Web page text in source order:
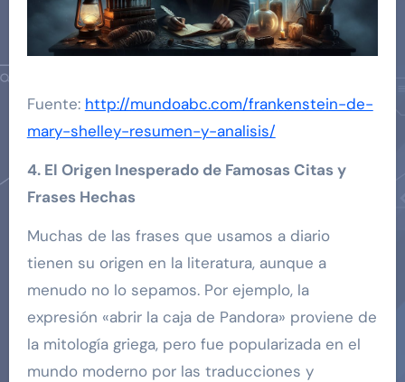
Fuente: http://mundoabc.com/frankenstein-de-
mary-shelley-resumen-y-analisis/
4. El Origen Inesperado de Famosas Citas y
Frases Hechas
Muchas de las frases que usamos a diario
tienen su origen en la literatura, aunque a
menudo no lo sepamos. Por ejemplo, la
expresión «abrir la caja de Pandora» proviene de
la mitología griega, pero fue popularizada en el
mundo moderno por las traducciones y